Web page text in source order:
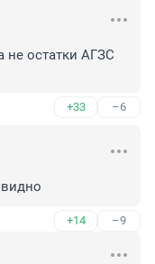
не остатки АГЗС
+33 –6
+14 –9